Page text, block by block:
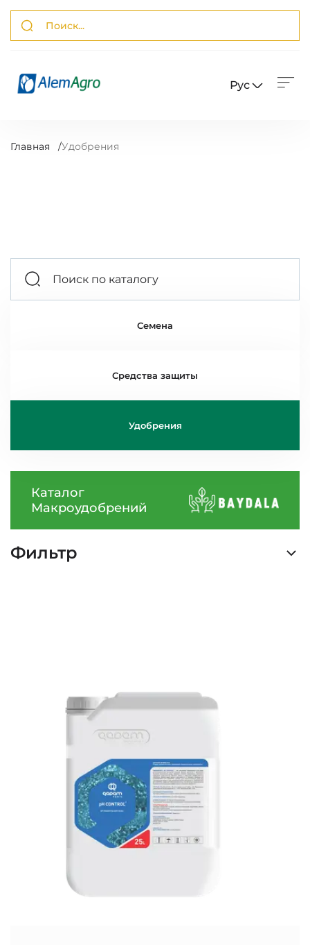
Рус
Главная /Удобрения
Семена
Средства защиты
Удобрения
Каталог
Макроудобрений
Фильтр